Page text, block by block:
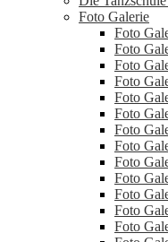
Foto Galerie
Foto
Foto
Foto
Foto
Foto
Foto
Foto
Foto
Foto
Foto
Foto
Foto
Foto